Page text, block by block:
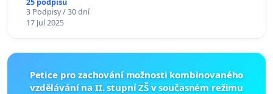
3 Podpisy / 30 dní
17 Jul 2025
Petice pro zachování možnosti kombinovaného
vzdělávání na II. stupní ZŠ v současném režimu